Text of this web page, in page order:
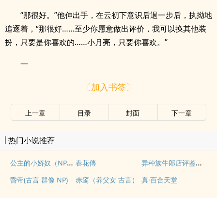
“那很好。”他伸出手，在云初下意识后退一步后，执拗地
追逐着，“那很好……至少你愿意做出评价，我可以换其他装
扮，只要是你喜欢的……小月亮，只要你喜欢。”
—
〔加入书签〕
上一章 目录 封面 下一章
热门小说推荐
公主的小娇奴（NPH，男生子） 春花傳 异种族牛郎店评鉴指南
昏帝(古言 群像 NP) 赤鸾（养父女 古言） 真·百合天堂